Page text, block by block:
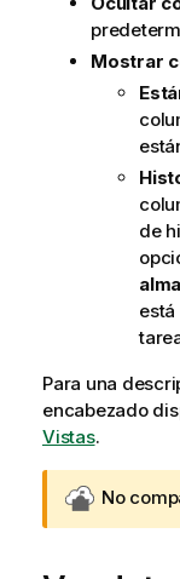
Mostrar
de
Para una
encabezado
Vistas.
G
o
No